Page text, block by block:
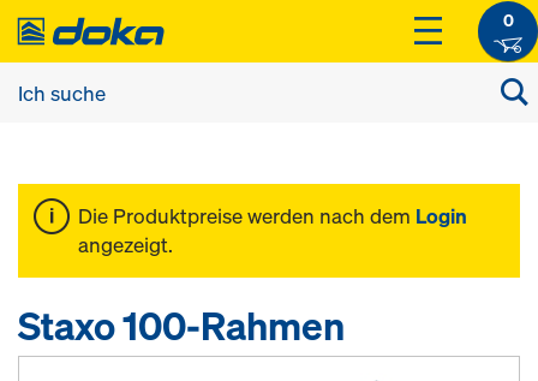
0
Die Produktpreise werden nach dem Login
angezeigt.
Staxo 100-Rahmen